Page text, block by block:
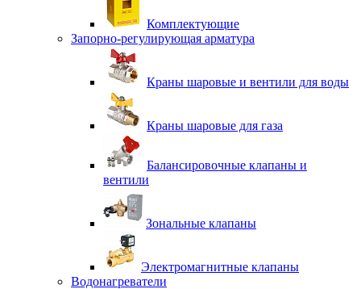
Комплектующие
Запорно-регулирующая арматура
Краны шаровые и вентили для воды
Краны шаровые для газа
Балансировочные клапаны и
вентили
Зональные клапаны
Электромагнитные клапаны
Водонагреватели